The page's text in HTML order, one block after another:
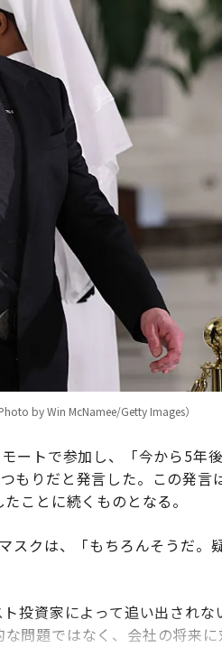
by Win McNamee/Getty Images）
ートで参加し、「今から5年
もりだと発言した。この発言
ことに続くものとなる。
スクは、「もちろんそうだ。
投資家によって追い出されな
問題ではなく、会社の将来